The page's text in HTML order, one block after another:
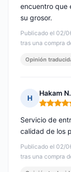
Publicado el 02/
tras una compra
encuentro que
su grosor.
Opinión
H
Hakam N.
Nota: 5
Publicado el 02/
tras una compra
Servicio de
calidad de los